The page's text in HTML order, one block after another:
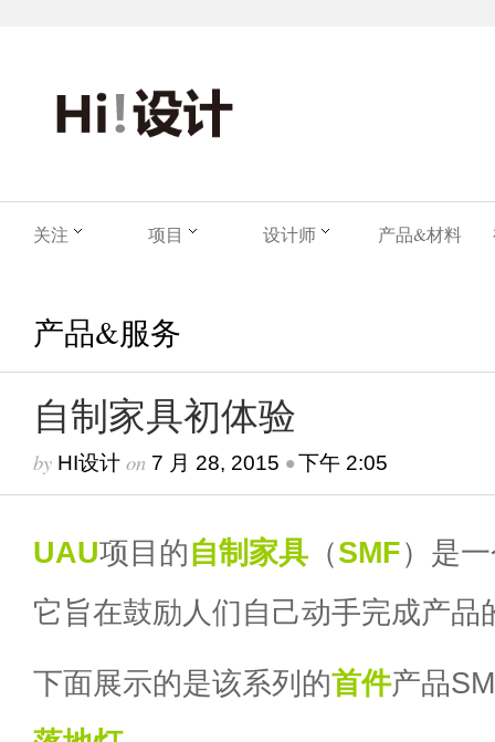
关注 项目 设计师 产品&材料
产品&服务
自制家具初体验
by HI设计 on 7 月 28, 2015 •下午 2:05
UAU项目的自制 家具 （SMF）是
它旨在鼓励人们自己动手完成产品
下面展示的是该系列的首件产品